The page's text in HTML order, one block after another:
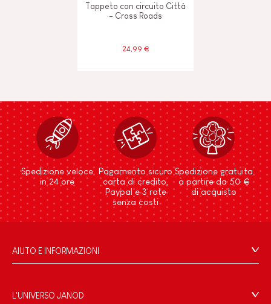
Tappeto con circuito Città
- Cross Roads
24,99 €
Spedizione veloce
in 24 ore
Pagamento sicuro
carta di credito,
Paypal e 3 rate
senza costi
Spedizione gratuita
a partire da 50 €
di acquisto
AIUTO E INFORMAZIONI
Domande Frequenti
L'UNIVERSO JANOD